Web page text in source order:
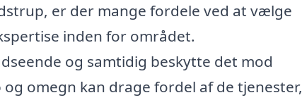
er der mange fordele ved at vælge
inden for området.
og samtidig beskytte det mod
omegn kan drage fordel af de tjenester,